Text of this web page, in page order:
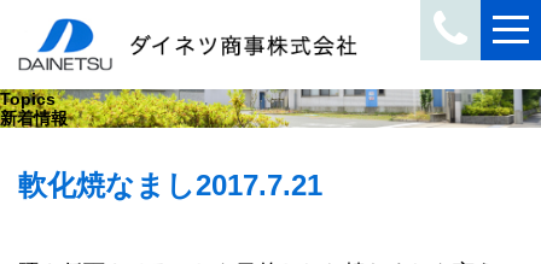
Topics
新着情報
軟化焼なまし2017.7.21